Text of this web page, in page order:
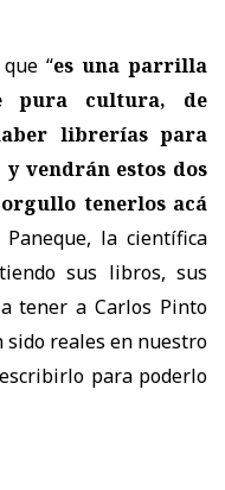
“es una parrilla
pura cultura, de
librerías para
vendrán estos dos
tenerlos acá
la científica
sus libros, sus
tener a Carlos Pinto
sido reales en nuestro
para poderlo